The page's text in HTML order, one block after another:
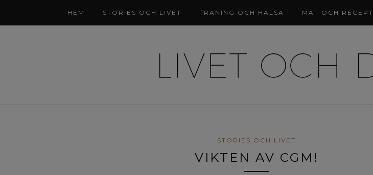
HEM STORIES OCH LIVET TRÄNING OCH HÄLSA MAT OCH RECEPT
STORIES OCH LIVET
VIKTEN AV CGM!